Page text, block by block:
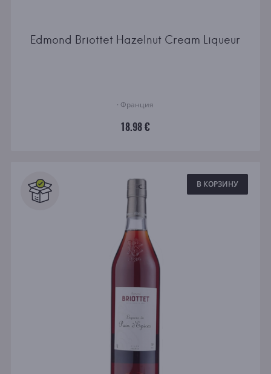
Edmond Briottet Hazelnut Cream Liqueur
· Франция
18.98 €
В КОРЗИНУ